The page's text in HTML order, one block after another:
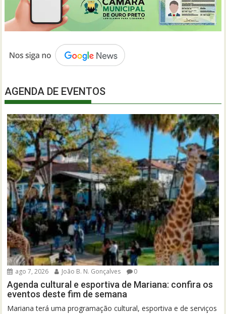
AGENDA DE EVENTOS
ago 7, 2026 João B. N. Gonçalves 0
Agenda cultural e esportiva de Mariana: confira os
eventos deste fim de semana
Mariana terá uma programação cultural, esportiva e de serviços